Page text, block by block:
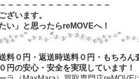
－－－－－－－－－－－－－
ざいます。
い」と思ったらreMOVEへ！
料０円・返送時送料０円・もちろん
円の安心・安全を実現しています！